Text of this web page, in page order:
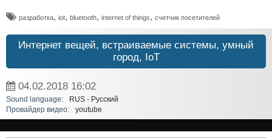
разработка, iot, bluetooth, internet of things, счетчик посетителей
Интернет вещей, встраиваемые системы, умный
город, IoT
04.02.2018 16:02
Sound language:
RUS - Русский
Провайдер видео:
youtube